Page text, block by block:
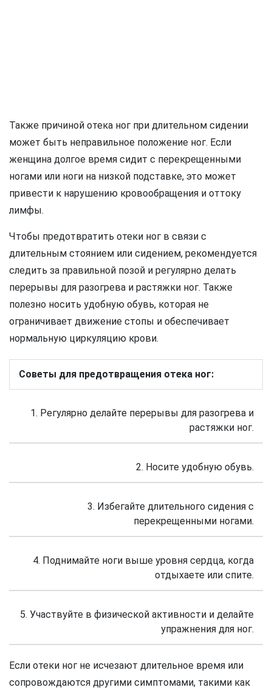
Также причиной отека ног при длительном сидении
может быть неправильное положение ног. Если
женщина долгое время сидит с перекрещенными
ногами или ноги на низкой подставке, это может
привести к нарушению кровообращения и оттоку
лимфы.
Чтобы предотвратить отеки ног в связи с
длительным стоянием или сидением, рекомендуется
следить за правильной позой и регулярно делать
перерывы для разогрева и растяжки ног. Также
полезно носить удобную обувь, которая не
ограничивает движение стопы и обеспечивает
нормальную циркуляцию крови.
Советы для предотвращения отека ног:
1. Регулярно делайте перерывы для разогрева и
растяжки ног.
2. Носите удобную обувь.
3. Избегайте длительного сидения с
перекрещенными ногами.
4. Поднимайте ноги выше уровня сердца, когда
отдыхаете или спите.
5. Участвуйте в физической активности и делайте
упражнения для ног.
Если отеки ног не исчезают длительное время или
сопровождаются другими симптомами, такими как